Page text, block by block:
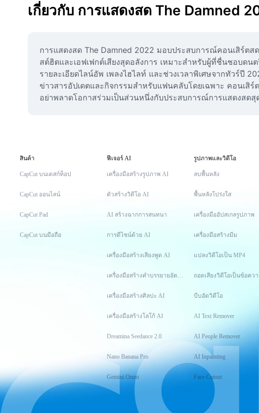
เกี่ยวกับ การแสดงสด The Damned
การแสดงสด The Damned 2022 มอบประสบการณ์คอนเสิร์ต
สต์ฮิตและเอฟเฟกต์เสียงสุดอลังการ เหมาะสำหรับผู้ที่ชื่นชอบด
รายละเอียดไลน์อัพ เพลงไฮไลท์ และช่วงเวลาพิเศษจากทัวร์ปี
ข่าวสารอัปเดตและกิจกรรมสำหรับแฟนคลับโดยเฉพาะ คอนเ
อย่าพลาดโอกาสร่วมเป็นส่วนหนึ่งกับประสบการณ์การแสดงสดสุ
สินค้า
CapCut บนเดสก์ท็อป
CapCut ออนไลน์
CapCut Pad
CapCut บนมือถือ
ฟีเจอร์ AI
เครื่องมือสร้างรูปภาพ AI
ตัวสร้างวิดีโอ AI
AI สร้างฉากการสนทนา
การดีไซน์ด้วย AI
เครื่องมือสร้างเสียงพูด AI
เครื่องมือสร้างคำบรรยายอัตโนมัติ
เครื่องมือสร้างศิลปะ AI
เครื่องมือสร้างโลโก้ AI
Dreamina Seedance 2.0
Nano Banana Pro
Gemini Omni
รูปภาพและวิดีโอ
ลบพื้นหลัง
พื้นหลังโปร่งใส
เครื่องมืออัปสเกลรูปภาพ
เครื่องมือสร้างมีม
แปลงวิดีโอเป็น MP4
ถอดเสียงวิดีโอเป็นข้อคว
บีบอัดวิดีโอ
AI Text Remover
AI People Remover
AI Inpainting
Face Cutout